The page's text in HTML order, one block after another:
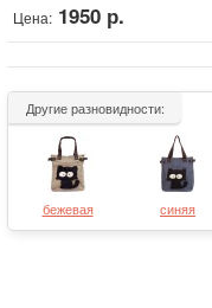
Цена: 1950 р.
Другие разновидности:
бежевая синяя